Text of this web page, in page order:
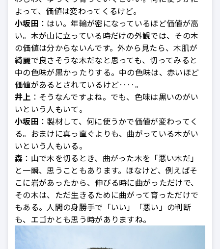
よって、価値は変わってくるけど。
小坂田 ：はい。年輪が密になっているほど価値が高
い。木が山に立っている時だけの外観では、その木
の価値は分からないんです。外から見たら、木肌が
綺麗で良さそうな木だなと思っても、切ってみると
中の色味が黒かったりする。中の色味は、赤いほど
価値があるとされているけど‥‥。
井上 ：そうなんですよね。でも、色味は黒いのがい
いという人もいて。
小坂田 ：製材して、何に使うかで価値が変わってく
る。おまけに真っ直ぐよりも、曲がっている木がい
いという人もいる。
森 ：山で木を切るとき、曲がった木を「悪い木だ」
と一瞬、思うこともあります。ほなけど、例えばそ
こに岩があったから、伸びる時に曲がっただけで、
その木は、ただ生きるために曲がって育っただけで
もある。人間の身勝手で「いい」「悪い」の判断
も、エゴかとも思う時がありますね。